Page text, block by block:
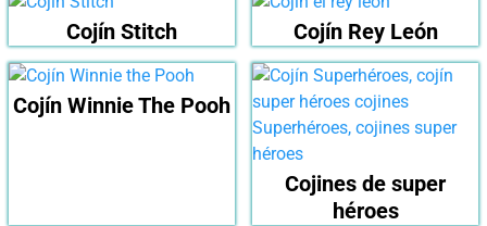
Cojín Stitch Cojín Rey León
Cojín Winnie The Pooh
Cojines de super
héroes